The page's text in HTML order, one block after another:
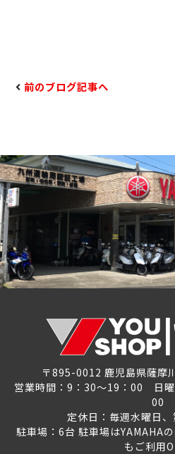
前のブログ記事へ
〒895-0012 鹿児島県薩摩
営業時間：9：30～19：00 日曜
00
定休日：毎週水曜日
駐車場：6台 駐車場はYAMAHA
もご利用